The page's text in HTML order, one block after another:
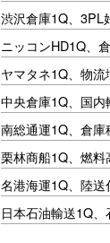
渋沢倉庫1Q、3PL
ニッコンHD1Q、
ヤマタネ1Q、物
中央倉庫1Q、国
南総通運1Q、倉
栗林商船1Q、燃
名港海運1Q、陸
日本石油輸送1Q